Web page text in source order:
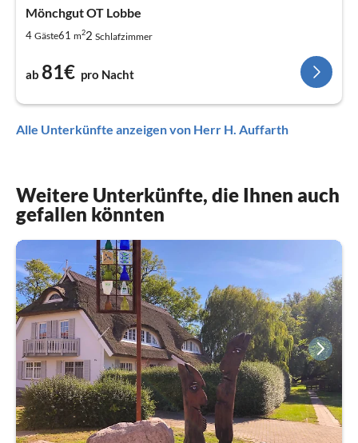
Mönchgut OT Lobbe
4 Gäste61 m22 Schlafzimmer
ab 81€ pro Nacht
Alle Unterkünfte anzeigen von Herr H. Auffarth
Weitere Unterkünfte, die Ihnen auch
gefallen könnten